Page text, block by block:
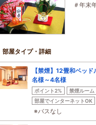
＃年末
部屋タイプ・詳細
【禁煙】12畳和ベッ
名様～4名様
ポイント2%
禁煙ルーム
部屋でインターネットOK
※バスなし